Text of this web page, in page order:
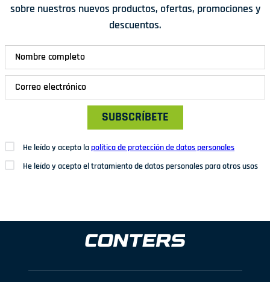
sobre nuestros nuevos productos, ofertas, promociones y
descuentos.
SUBSCRÍBETE
He leído y acepto lapolítica de protección de datos personales
He leído y acepto el tratamiento de datos personales para otros usos